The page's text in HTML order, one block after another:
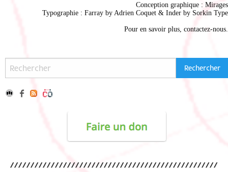
Conception graphique : Mirages
Typographie : Farray by Adrien Coquet & Inder by Sorkin Type
Pour en savoir plus, contactez-nous